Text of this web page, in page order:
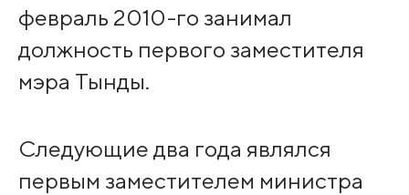
февраль 2010-го занимал
должность первого заместителя
мэра Тынды.
Следующие два года являлся
первым заместителем министра